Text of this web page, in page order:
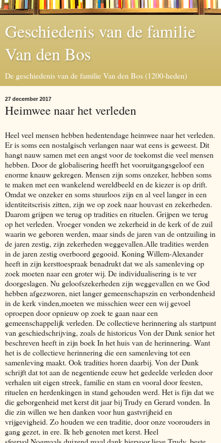
Geschiedenis van de familie
Van den Bos
De geschiedenis van de familie Van den Bos (1200-heden)
27 december 2017
Heimwee naar het verleden
Heel veel mensen hebben hedentendage heimwee naar het verleden.
Er is soms een nostalgisch verlangen naar wat eens is geweest. Dit
hangt nauw samen met een angst voor de toekomst die veel mensen
hebben. Door de globalisering heefft het vooruitgangsgeloof een
enorme knauw gekregen. Mensen zijn soms onzeker, hebben soms
te maken met een wankelend wereldbeeld en de kiezer is op drift.
Omdat we onzeker en soms stuurloos zijn en al veel langer in een
identiteitscrisis zitten, zijn we op zoek naar houvast en zekerheden.
Daarom grijpen we terug op tradities en rituelen. Grijpen we terug
op het verleden. Vroeger vonden we zekerheid in de kerk of de zuil
waarin we geboren werden, maar sinds de jaren van de ontzuiling in
de jaren zestig, zijn zekerheden weggevallen.Alle tradities werden
in de jaren zestig overboord gegooid. Koning Willem-Alexander
heeft in zijn kersttoespraak benadrukt dat we als samenleving op
zoek moeten naar een groter wij. De individualisering is te ver
doorgeslagen. Nu geloofszekerheden zijn weggevallen en we God
hebben afgezworen, niet langer gemeenschapszin en verbondenheid
in de kerk vinden,moeten we misschien weer een wij gevoel
oproepen door opnieuw op zoek te gaan naar een
gemeenschappelijk verleden. De collectieve herinnering als startpunt
van geschiedschrijving, zoals de historicus Von der Dunk senior het
beschreven heeft in zijn boek In het huis van de herinnering. Want
het is de collectieve herinnering die een samenleving tot een
samenleving maakt. Ook tradities horen daarbij. Von der Dunk
schrijft dat tot aan de negentiende eeuw het gedeelde verleden door
verhalen uit eigen streek, familie en stam en vooral door feesten,
rituelen en herdenkingen in stand gehouden werd. Het is fijn dat we
die geborgenheid met kerst dit jaar bij Trudy en Gerard vonden. In
die zin willen we hen danken voor hun gastvrijheid en
vrijgevigheid. Zo houden we een traditie, door onze voorouders in
gang gezet, in ere. Ik heb genoten met kerst. Heel